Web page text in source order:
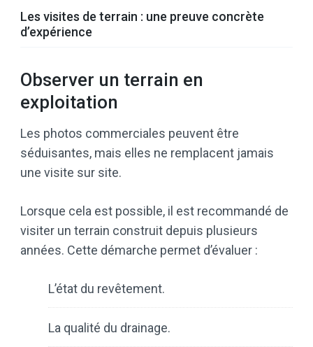
Les visites de terrain : une preuve concrète
d’expérience
Observer un terrain en
exploitation
Les photos commerciales peuvent être
séduisantes, mais elles ne remplacent jamais
une visite sur site.
Lorsque cela est possible, il est recommandé de
visiter un terrain construit depuis plusieurs
années. Cette démarche permet d’évaluer :
L’état du revêtement.
La qualité du drainage.